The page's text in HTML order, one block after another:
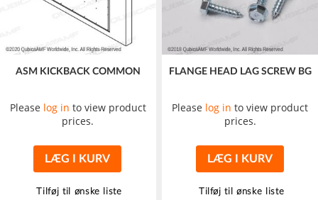
ASM KICKBACK COMMON
Please log in to view product
prices.
LÆG I KURV
Tilføj til ønske liste
FLANGE HEAD LAG SCREW BG
Please log in to view product
prices.
LÆG I KURV
Tilføj til ønske liste